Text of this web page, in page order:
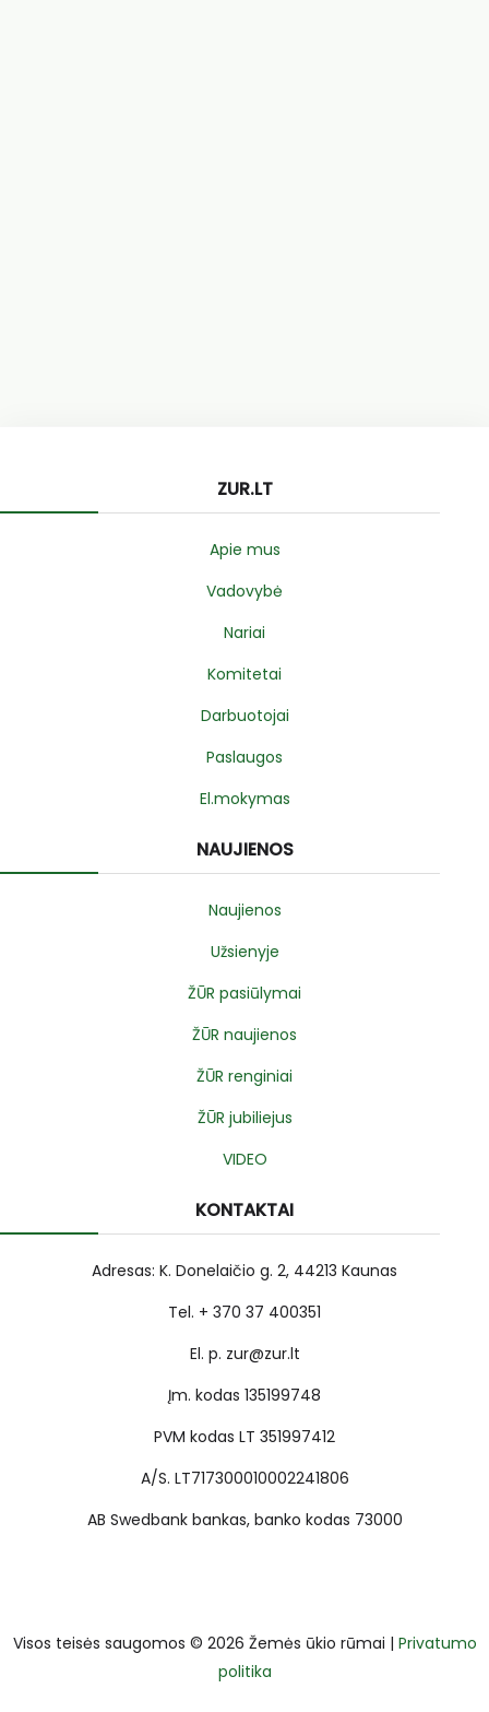
ZUR.LT
Apie mus
Vadovybė
Nariai
Komitetai
Darbuotojai
Paslaugos
El.mokymas
NAUJIENOS
Naujienos
Užsienyje
ŽŪR pasiūlymai
ŽŪR naujienos
ŽŪR renginiai
ŽŪR jubiliejus
VIDEO
KONTAKTAI
Adresas: K. Donelaičio g. 2, 44213 Kaunas
Tel. + 370 37 400351
El. p. zur@zur.lt
Įm. kodas 135199748
PVM kodas LT 351997412
A/S. LT717300010002241806
AB Swedbank bankas, banko kodas 73000
Visos teisės saugomos © 2026 Žemės ūkio rūmai | Privatumo
politika